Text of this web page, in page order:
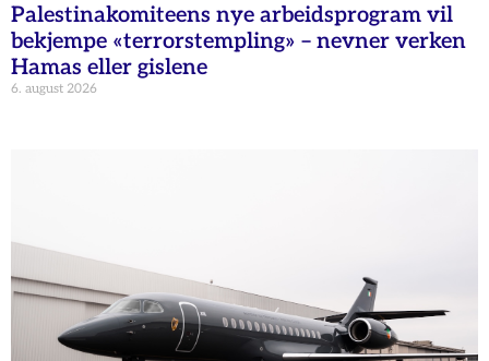
Palestinakomiteens nye arbeidsprogram vil
bekjempe «terrorstempling» – nevner verken
Hamas eller gislene
6. august 2026